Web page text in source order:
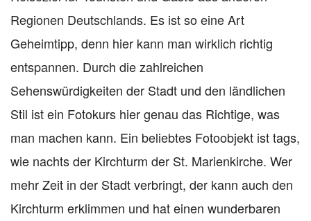
Regionen Deutschlands. Es ist so eine Art
Geheimtipp, denn hier kann man wirklich richtig
entspannen. Durch die zahlreichen
Sehenswürdigkeiten der Stadt und den ländlichen
Stil ist ein Fotokurs hier genau das Richtige, was
man machen kann. Ein beliebtes Fotoobjekt ist tags,
wie nachts der Kirchturm der St. Marienkirche. Wer
mehr Zeit in der Stadt verbringt, der kann auch den
Kirchturm erklimmen und hat einen wunderbaren